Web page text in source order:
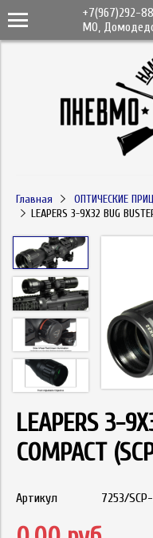
+7(967)292-
МО,
Главная ОПТИЧЕСКИЕ
LEAPERS 3-9X32 BUG
LEAPERS 3-
COMPACT
Артикул 7253/